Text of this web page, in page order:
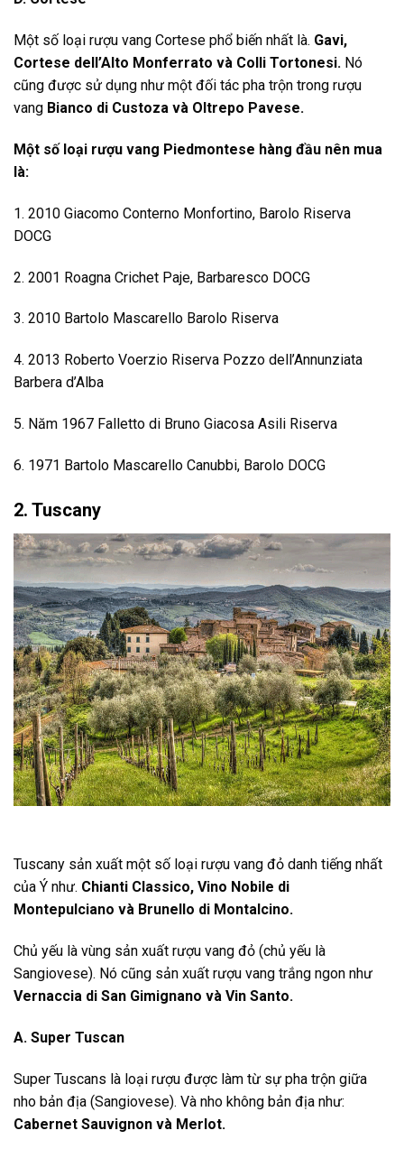
Một số loại rượu vang Cortese phổ biến nhất là. Gavi,
Cortese dell’Alto Monferrato và Colli Tortonesi. Nó
cũng được sử dụng như một đối tác pha trộn trong rượu
vang Bianco di Custoza và Oltrepo Pavese.
Một số loại rượu vang Piedmontese hàng đầu nên mua
là:
1. 2010 Giacomo Conterno Monfortino, Barolo Riserva
DOCG
2. 2001 Roagna Crichet Paje, Barbaresco DOCG
3. 2010 Bartolo Mascarello Barolo Riserva
4. 2013 Roberto Voerzio Riserva Pozzo dell’Annunziata
Barbera d’Alba
5. Năm 1967 Falletto di Bruno Giacosa Asili Riserva
6. 1971 Bartolo Mascarello Canubbi, Barolo DOCG
2. Tuscany
Tuscany sản xuất một số loại rượu vang đỏ danh tiếng nhất
của Ý như. Chianti Classico, Vino Nobile di
Montepulciano và Brunello di Montalcino.
Chủ yếu là vùng sản xuất rượu vang đỏ (chủ yếu là
Sangiovese). Nó cũng sản xuất rượu vang trắng ngon như
Vernaccia di San Gimignano và Vin Santo.
A. Super Tuscan
Super Tuscans là loại rượu được làm từ sự pha trộn giữa
nho bản địa (Sangiovese). Và nho không bản địa như:
Cabernet Sauvignon và Merlot.